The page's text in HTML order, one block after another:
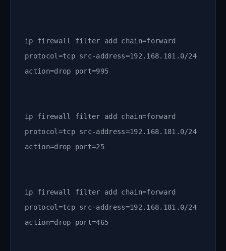
ip firewall filter add chain=forward
protocol=tcp src-address=192.168.181.0/24
action=drop port=995
ip firewall filter add chain=forward
protocol=tcp src-address=192.168.181.0/24
action=drop port=25
ip firewall filter add chain=forward
protocol=tcp src-address=192.168.181.0/24
action=drop port=465